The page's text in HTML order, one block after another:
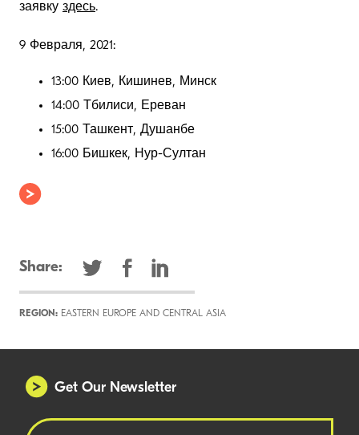
заявку здесь.
9 Февраля, 2021:
13:00 Киев, Кишинев, Минск
14:00 Тбилиси, Ереван
15:00 Ташкент, Душанбе
16:00 Бишкек, Нур-Султан
Share:
REGION: EASTERN EUROPE AND CENTRAL ASIA
Get Our Newsletter